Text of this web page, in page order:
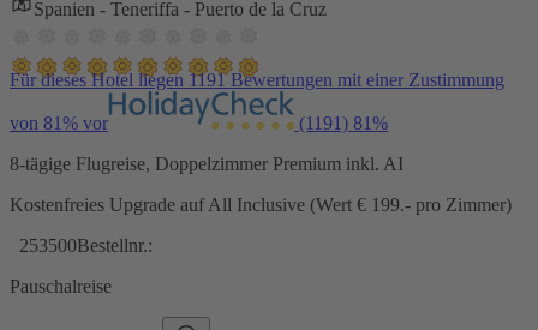
Spanien - Teneriffa - Puerto de la Cruz
Für dieses Hotel liegen 1191 Bewertungen mit einer Zustimmung
von 81% vor (1191) 81%
8-tägige Flugreise, Doppelzimmer Premium inkl. AI
Kostenfreies Upgrade auf All Inclusive (Wert € 199.- pro Zimmer)
253500Bestellnr.:
Pauschalreise